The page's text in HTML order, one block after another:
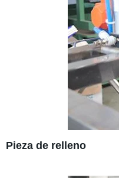
Pieza de relleno